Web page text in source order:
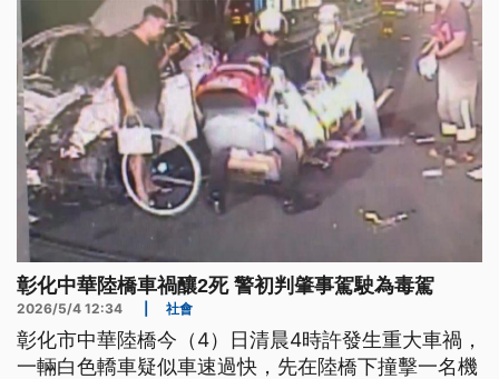
受到高度質疑。
彰化中華陸橋車禍釀2死 警初判肇事駕駛為毒駕
2026/5/4 12:34 社會
彰化市中華陸橋今（4）日清晨4時許發生重大車禍，
一輛白色轎車疑似車速過快，先在陸橋下撞擊一名機